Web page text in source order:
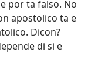
por ta falso. No
apostolico ta e
Dicon?
di si e